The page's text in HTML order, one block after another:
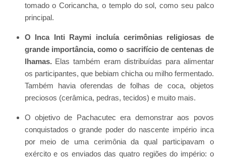
tomado o Coricancha, o templo do sol, como seu palco
principal.
O Inca Inti Raymi incluía cerimônias religiosas de
grande importância, como o sacrifício de centenas de
lhamas.Elas também eram distribuídas para alimentar
os participantes, que bebiam chicha ou milho fermentado.
Também havia oferendas de folhas de coca, objetos
preciosos (cerâmica, pedras, tecidos) e muito mais.
O objetivo de Pachacutec era demonstrar aos povos
conquistados o grande poder do nascente império inca
por meio de uma cerimônia da qual participavam o
exército e os enviados das quatro regiões do império: o